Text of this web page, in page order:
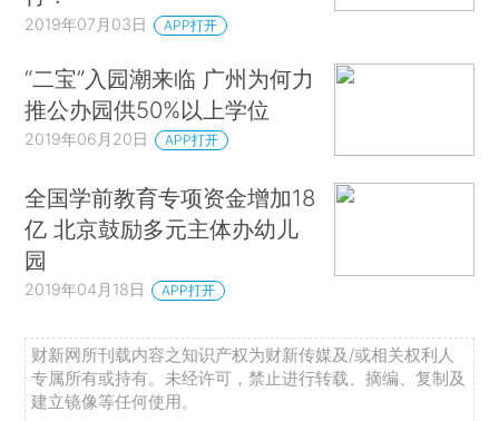
2019年07月03日 APP打开
“二宝”入园潮来临 广州为何力
推公办园供50%以上学位
2019年06月20日 APP打开
全国学前教育专项资金增加18
亿 北京鼓励多元主体办幼儿
园
2019年04月18日 APP打开
财新网所刊载内容之知识产权为财新传媒及/或相关权利人
专属所有或持有。未经许可，禁止进行转载、摘编、复制及
建立镜像等任何使用。